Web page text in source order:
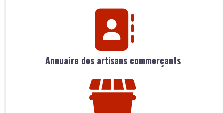
Annuaire des artisans commerçants